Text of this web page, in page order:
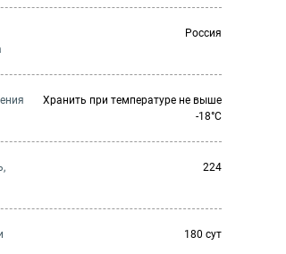
Россия
Хранить при температуре не выше
-18°C
224
180 сут